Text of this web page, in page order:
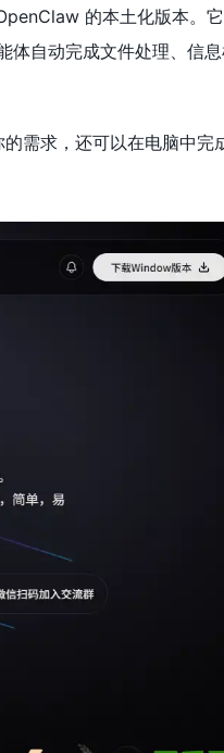
的本土化版本。
自动完成文件处理、信息
需求，还可以在电脑中完